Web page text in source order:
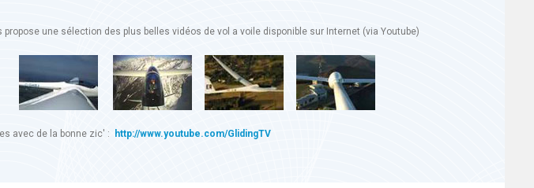
propose une sélection des plus belles vidéos de vol a voile disponible sur Internet (via Youtube)
avec de la bonne zic' : http://www.youtube.com/GlidingTV